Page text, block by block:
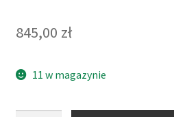
845,00 zł
11 w magazynie